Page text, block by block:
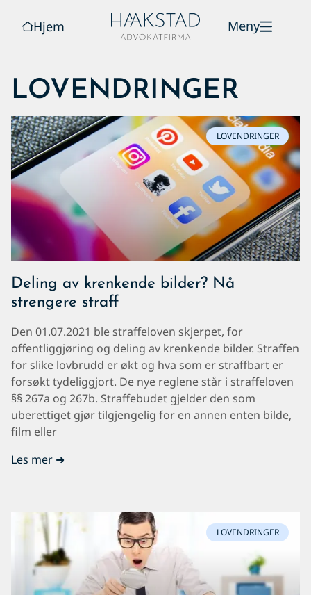
Hjem Meny
LOVENDRINGER
LOVENDRINGER
Deling av krenkende bilder? Nå
strengere straff
Den 01.07.2021 ble straffeloven skjerpet, for
offentliggjøring og deling av krenkende bilder. Straffen
for slike lovbrudd er økt og hva som er straffbart er
forsøkt tydeliggjort. De nye reglene står i straffeloven
§§ 267a og 267b. Straffebudet gjelder den som
uberettiget gjør tilgjengelig for en annen enten bilde,
film eller
Les mer ➜
LOVENDRINGER